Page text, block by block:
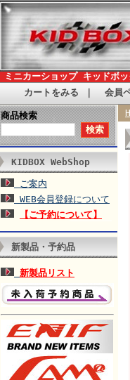
ミニカーショップ キッドボ
カートをみる
会員
商品検索
KIDBOX WebShop
ご案内
WEB会員登録について
【ご予約について】
新製品・予約品
新製品リスト